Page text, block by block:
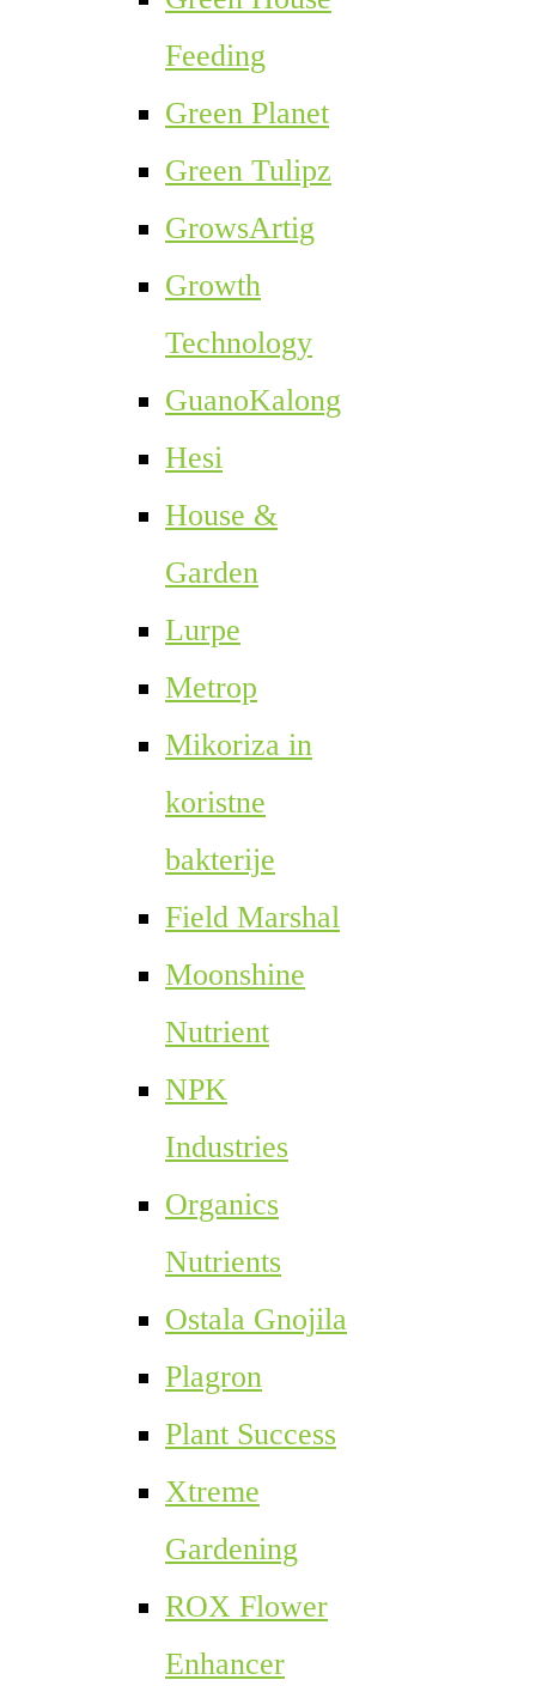
Feeding
Green Planet
Green Tulipz
GrowsArtig
Growth
Technology
GuanoKalong
Hesi
House &
Garden
Lurpe
Metrop
Mikoriza in
koristne
bakterije
Field Marshal
Moonshine
Nutrient
NPK
Industries
Organics
Nutrients
Ostala Gnojila
Plagron
Plant Success
Xtreme
Gardening
ROX Flower
Enhancer